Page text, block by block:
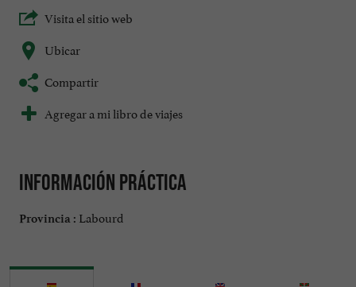
Visita el sitio web
Ubicar
Compartir
Agregar a mi libro de viajes
Información práctica
Provincia : Labourd